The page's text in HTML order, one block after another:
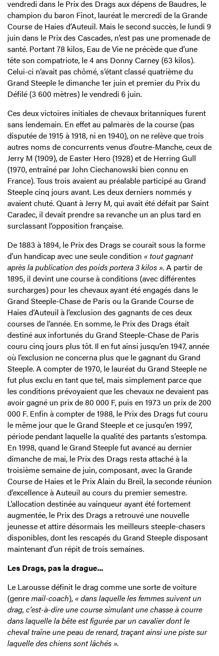
vendredi dans le Prix des Drags aux dépens de Baudres, le
champion du baron Finot, lauréat le mercredi de la Grande
Course de Haies d’Auteuil. Mais le second succès, le lundi 9
juin dans le Prix des Cascades, n’est pas une promenade de
santé. Portant 78 kilos, Eau de Vie ne précède que d’une
tête son compatriote, le 4 ans Donny Carney (63 kilos).
Celui-ci n’avait pas chômé, s’étant classé quatrième du
Grand Steeple le dimanche 1er juin et premier du Prix du
Défilé (3 600 mètres) le vendredi 6 juin.
Ces deux victoires initiales de chevaux britanniques furent
sans lendemain. En effet au palmarès de la course (pas
disputée de 1915 à 1918, ni en 1940), on ne relève que trois
autres noms de concurrents venus d’outre-Manche, ceux de
Jerry M (1909), de Easter Hero (1928) et de Herring Gull
(1970, entraîné par John Ciechanowski bien connu en
France). Tous trois avaient au préalable participé au Grand
Steeple cinq jours avant. Les deux derniers nommés y
avaient chuté. Quant à Jerry M, qui avait été défait par Saint
Caradec, il devait prendre sa revanche un an plus tard en
surclassant l’opposition française.
De 1883 à 1894, le Prix des Drags se courait sous la forme
d’un handicap avec une seule condition « tout gagnant
après la publication des poids portera 3 kilos ». A partir de
1895, il devint une course à conditions (avec différentes
surcharges) pour les chevaux ayant été engagés dans le
Grand Steeple-Chase de Paris ou la Grande Course de
Haies d’Auteuil à l’exclusion des gagnants de ces deux
courses de l’année. En somme, le Prix des Drags était
destiné aux infortunés du Grand Steeple-Chase de Paris
couru cinq jours plus tôt. Il en fut ainsi jusqu’en 1947, année
où l’exclusion ne concerna plus que le gagnant du Grand
Steeple. A compter de 1970, le lauréat du Grand Steeple ne
fut plus exclu en tant que tel, mais simplement parce que
les conditions prévoyaient que les chevaux ne devaient pas
avoir gagné un prix de 80 000 F, puis en 1973 un prix de 200
000 F. Enfin à compter de 1988, le Prix des Drags fut couru
le même jour que le Grand Steeple et ce jusqu’en 1997,
période pendant laquelle la qualité des partants s’estompa.
En 1998, quand le Grand Steeple fut avancé au dernier
dimanche de mai, le Prix des Drags resta attaché à la
troisième semaine de juin, composant, avec la Grande
Course de Haies et le Prix Alain du Breil, la seconde réunion
d’excellence à Auteuil au cours du premier semestre.
L’allocation destinée au vainqueur ayant été fortement
augmentée, le Prix des Drags a retrouvé une nouvelle
jeunesse et attire désormais les meilleurs steeple-chasers
disponibles, dont les rescapés du Grand Steeple disposant
maintenant d’un répit de trois semaines.
Les Drags, pas la drague...
Le Larousse définit le drag comme une sorte de voiture
(genremail-coach), « dans laquelle les femmes suivent un
drag, c’est-à-dire une course simulant une chasse à courre
dans laquelle la bête est figurée par un cavalier dont le
cheval traîne une peau de renard, traçant ainsi une piste sur
laquelle des chiens sont lâchés ».